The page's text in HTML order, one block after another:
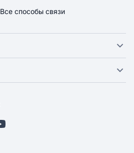
Все способы связи